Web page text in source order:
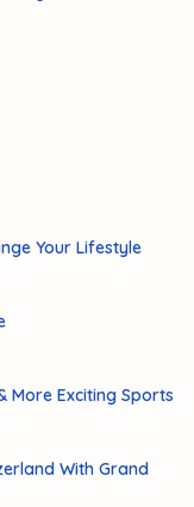
Your Lifestyle
More Exciting Sports
With Grand